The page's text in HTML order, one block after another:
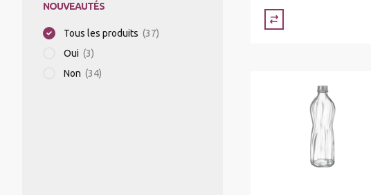
NOUVEAUTÉS
Tous les produits (37)
Oui (3)
Non (34)